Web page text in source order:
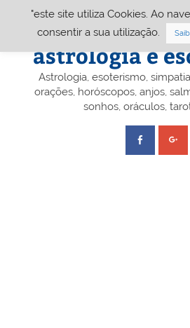
Portal A&E
astrologia e
Astrologia, esoterismo,
orações, horóscopos, anjos,
sonhos, oráculos,
"este site utiliza Cookies. Ao
consentir a sua utilização.